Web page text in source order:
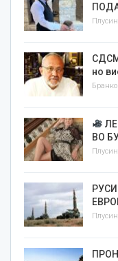
СДСМ
но
ВО